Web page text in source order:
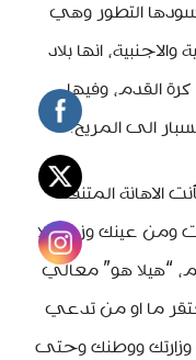
التطور وهي
انها بلاد
القدم، وفيها
الاهانة المتنقلة
ومن عينك وزيرا ليلا
“هيلا هو” معالي
ما او من تدعي
وزارتك ووطنك وحتى